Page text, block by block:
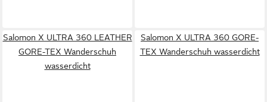
Salomon X ULTRA 360 LEATHER
GORE-TEX Wanderschuh
wasserdicht
Salomon X ULTRA 360 GORE-
TEX Wanderschuh wasserdicht